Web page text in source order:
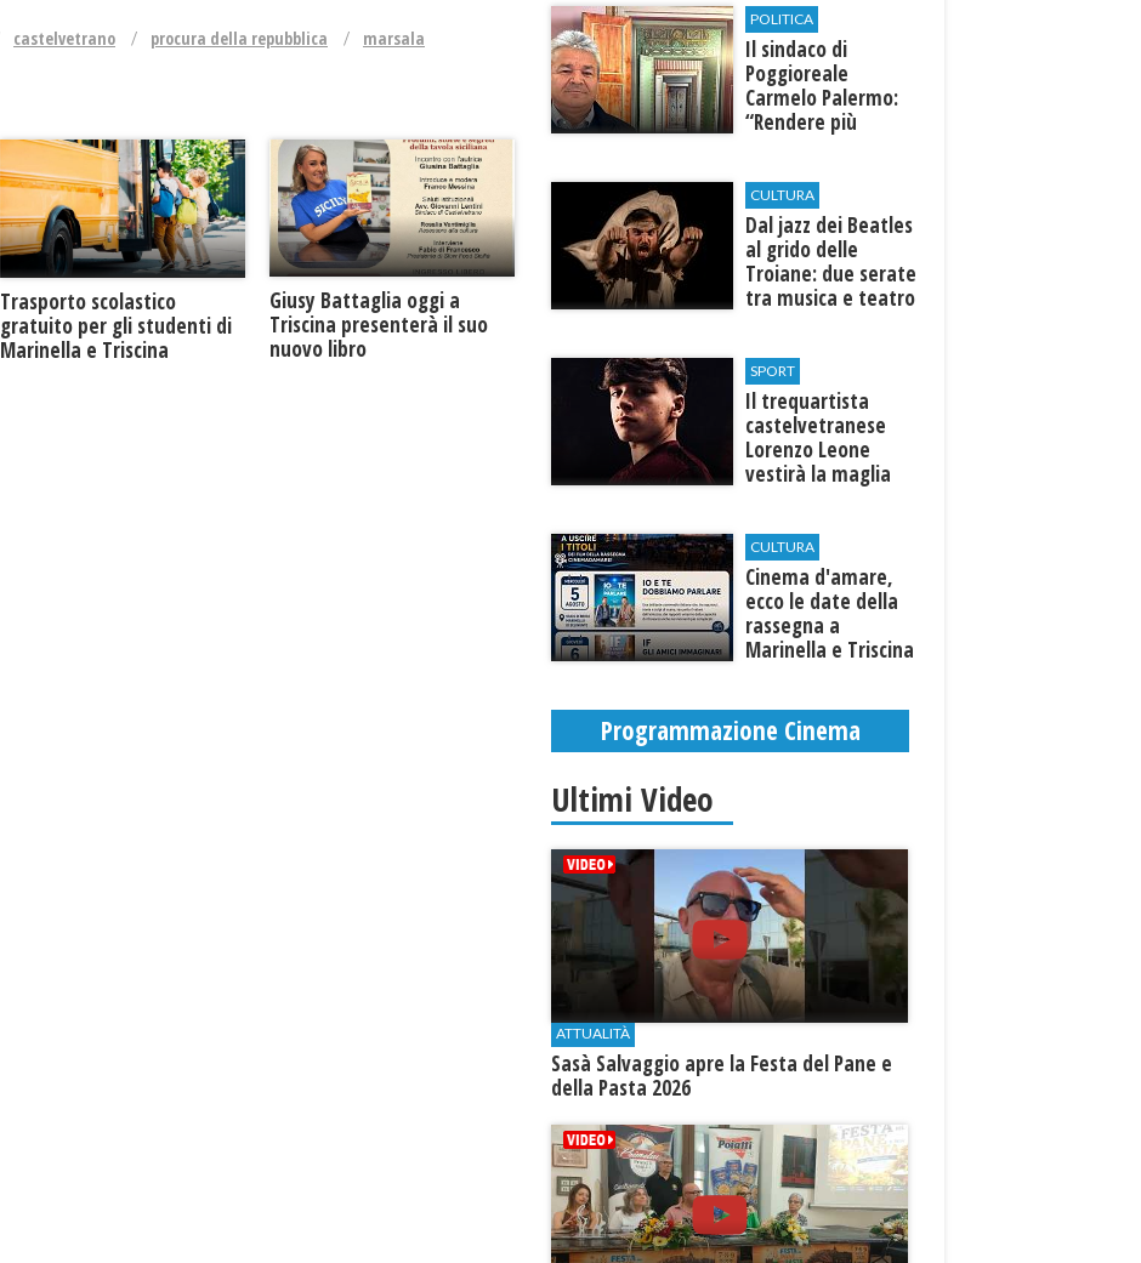
castelvetrano procura della repubblica marsala
Trasporto scolastico
gratuito per gli studenti di
Marinella e Triscina
Giusy Battaglia oggi a
Triscina presenterà il suo
nuovo libro
POLITICA
Il sindaco di
Poggioreale
Carmelo Palermo:
“Rendere più
Castelvetrano."
CULTURA
Dal jazz dei Beatles
al grido delle
Troiane: due serate
tra musica e teatro
SPORT
Il trequartista
castelvetranese
Lorenzo Leone
vestirà la maglia
CULTURA
Cinema d'amare,
ecco le date della
rassegna a
Marinella e Triscina
Programmazione Cinema
Ultimi Video
ATTUALITÀ
Sasà Salvaggio apre la Festa del Pane e
della Pasta 2026